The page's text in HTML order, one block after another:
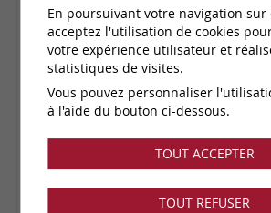
Matière:papier peint intissé
Catégorie de prix: C4(plus d'infos)
Couleurs:1 disponible
Fabricant:Isidore Leroy
Vendu par: Panoramique ajustable
Collection disponible dans notre
En poursuivant votre navigation sur
acceptez l'utilisation de cookies
votre expérience utilisateur et
statistiques de visites.
Vous pouvez personnaliser
à l'aide du bouton ci-dessous.
TOUT ACCEPTER
TOUT REFUSER